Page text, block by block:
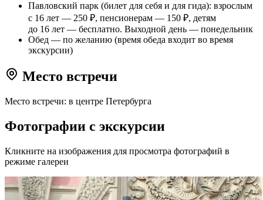
Павловский парк (билет для себя и для гида): взрослым
с 16 лет — 250 ₽, пенсионерам — 150 ₽, детям
до 16 лет — бесплатно. Выходной день — понедельник
Обед — по желанию (время обеда входит во время
экскурсии)
Место встречи
Место встречи: в центре Петербурга
Фотографии с экскурсии
Кликните на изображения для просмотра фотографий в
режиме галереи